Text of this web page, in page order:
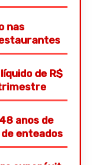
nas
de R$
anos de
enteados